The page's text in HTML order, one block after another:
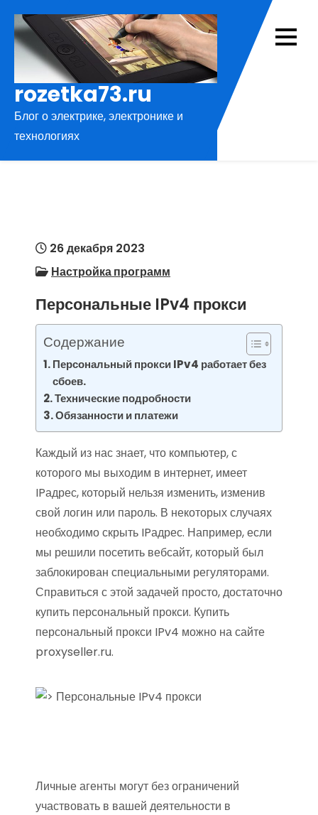
содержимому
rozetka73.ru
Блог о электрике, электронике и
технологиях
26 декабря 2023
Настройка программ
Персональные IPv4 прокси
Содержание
Персональный прокси IPv4 работает без
сбоев.
Технические подробности
Обязанности и платежи
Каждый из нас знает, что компьютер, с
которого мы выходим в интернет, имеет
IPадрес, который нельзя изменить, изменив
свой логин или пароль. В некоторых случаях
необходимо скрыть IPадрес. Например, если
мы решили посетить вебсайт, который был
заблокирован специальными регуляторами.
Справиться с этой задачей просто, достаточно
купить персональный прокси. Купить
персональный прокси IPv4 можно на сайте
proxyseller.ru.
Личные агенты могут без ограничений
участвовать в вашей деятельности в